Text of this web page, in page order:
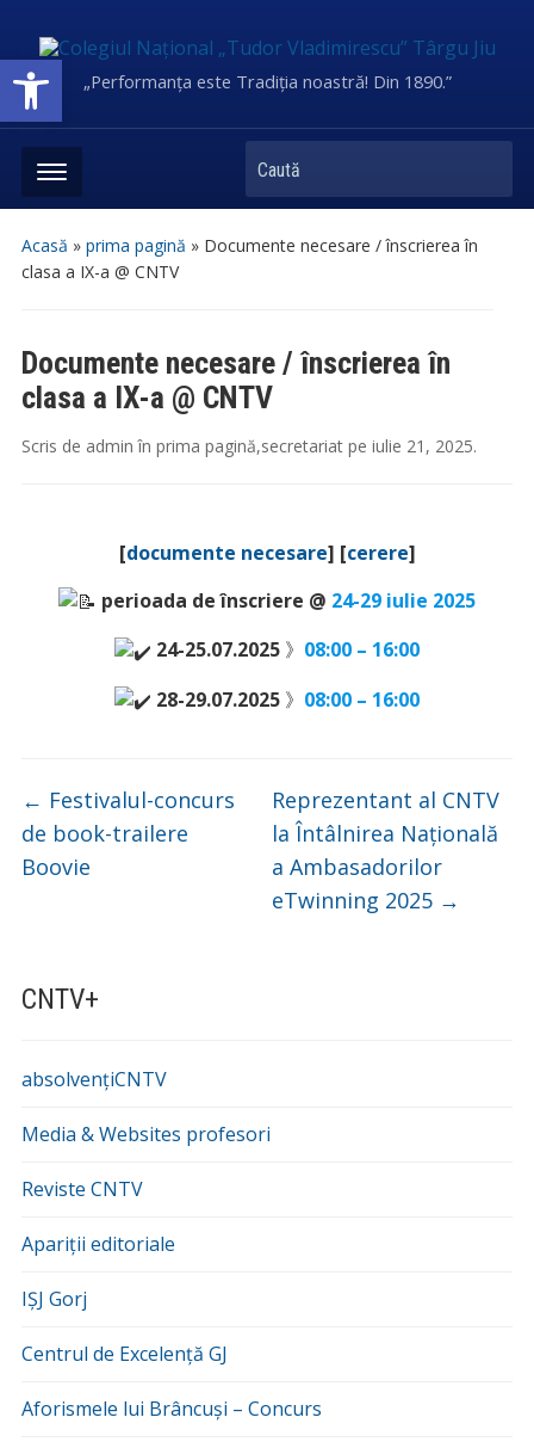
Deschide bara de unelte„Performanța este Tradiția noastră! Din 1890.”
Caută
Acasă » prima pagină » Documente necesare / înscrierea în
clasa a IX-a @ CNTV
CNTV+
absolvențiCNTV
Media & Websites profesori
Reviste CNTV
Apariții editoriale
IȘJ Gorj
Centrul de Excelență GJ
Aforismele lui Brâncuși – Concurs
Documente necesare / înscrierea în
clasa a IX-a @ CNTV
Scris de admin în prima pagină,secretariatpe iulie 21, 2025.
[documente necesare] [cerere]
perioada de înscriere @ 24-29 iulie 2025
24-25.07.2025 》 08:00 – 16:00
28-29.07.2025 》 08:00 – 16:00
← Festivalul-concurs
de book-trailere
Boovie
Reprezentant al CNTV
la Întâlnirea Națională
a Ambasadorilor
eTwinning 2025 →